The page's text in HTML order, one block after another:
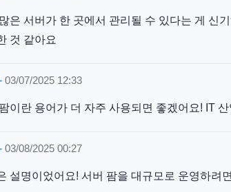
은 서버가 한 곳에서 관리될 수 있다는 게 신
것 같아요
03/07/2025 12:33
이란 용어가 더 자주 사용되면 좋겠어요! IT
03/08/2025 00:27
설명이었어요! 서버 팜을 대규모로 운영하려